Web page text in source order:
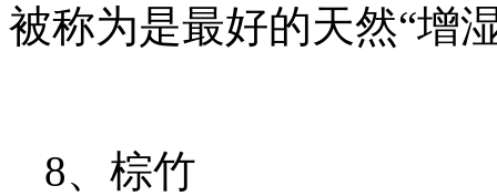
被称为是最好的天然“增
8、棕竹